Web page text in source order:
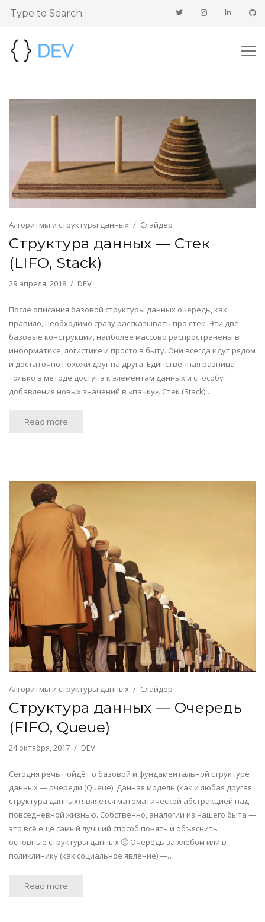
Алгоритмы и структуры данных Слайдер
Структура данных — Стек
(LIFO, Stack)
29 апреля, 2018 DEV
После описания базовой структуры данных очередь, как
правило, необходимо сразу рассказывать про стек. Эти две
базовые конструкции, наиболее массово распространены в
информатике, логистике и просто в быту. Они всегда идут рядом
и достаточно похожи друг на друга. Единственная разница
только в методе доступа к элементам данных и способу
добавления новых значений в «пачку». Стек (Stack)…
Read more
Алгоритмы и структуры данных Слайдер
Структура данных — Очередь
(FIFO, Queue)
24 октября, 2017 DEV
Сегодня речь пойдёт о базовой и фундаментальной структуре
данных — очереди (Queue). Данная модель (как и любая другая
структура данных) является математической абстракцией над
повседневной жизнью. Собственно, аналогии из нашего быта —
это всё ещё самый лучший способ понять и объяснить
основные структуры данных 🙂 Очередь за хлебом или в
поликлинику (как социальное явление) —…
Read more